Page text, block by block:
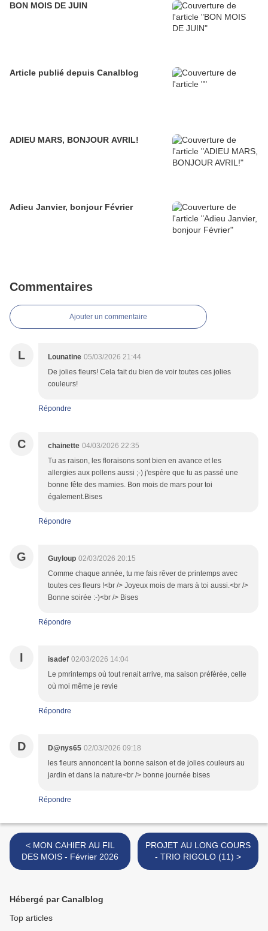
BON MOIS DE JUIN
Article publié depuis Canalblog
ADIEU MARS, BONJOUR AVRIL!
Adieu Janvier, bonjour Février
Commentaires
Ajouter un commentaire
L Lounatine 05/03/2026 21:44
De jolies fleurs! Cela fait du bien de voir toutes ces jolies
couleurs!
Répondre
C chainette 04/03/2026 22:35
Tu as raison, les floraisons sont bien en avance et les
allergies aux pollens aussi ;-) j'espère que tu as passé une
bonne fête des mamies. Bon mois de mars pour toi
également.Bises
Répondre
G Guyloup 02/03/2026 20:15
Comme chaque année, tu me fais rêver de printemps avec
toutes ces fleurs !<br /> Joyeux mois de mars à toi aussi.<br />
Bonne soirée :-)<br /> Bises
Répondre
I isadef 02/03/2026 14:04
Le pmrintemps où tout renait arrive, ma saison préfèrée, celle
où moi même je revie
Répondre
D D@nys65 02/03/2026 09:18
les fleurs annoncent la bonne saison et de jolies couleurs au
jardin et dans la nature<br /> bonne journée bises
Répondre
< MON CAHIER AU FIL
DES MOIS - Février 2026
PROJET AU LONG COURS
- TRIO RIGOLO (11) >
Hébergé par Canalblog
Top articles